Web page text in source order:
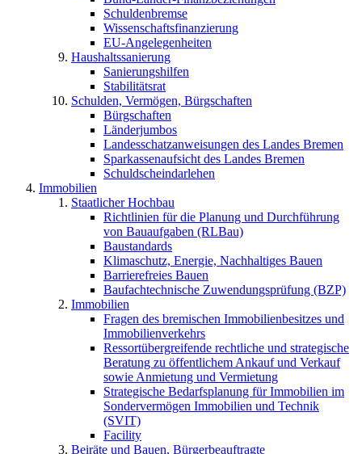
Schuldenbremse
Wissenschaftsfinanzierung
EU-Angelegenheiten
Haushaltssanierung
Sanierungshilfen
Stabilitätsrat
Schulden, Vermögen, Bürgschaften
Bürgschaften
Länderjumbos
Landesschatzanweisungen des Landes Bremen
Sparkassenaufsicht des Landes Bremen
Schuldscheindarlehen
Immobilien
Staatlicher Hochbau
Richtlinien für die Planung und Durchführung
von Bauaufgaben (RLBau)
Baustandards
Klimaschutz, Energie, Nachhaltiges Bauen
Barrierefreies Bauen
Baufachtechnische Zuwendungsprüfung (BZP)
Immobilien
Fragen des bremischen Immobilienbesitzes und
Immobilienverkehrs
Ressortübergreifende rechtliche und strategische
Beratung zu öffentlichem Ankauf und Verkauf
sowie Anmietung und Vermietung
Strategische Bedarfsplanung für Immobilien im
Sondervermögen Immobilien und Technik
(SVIT)
Facility
Beiräte und Bauen, Bürgerbeauftragte